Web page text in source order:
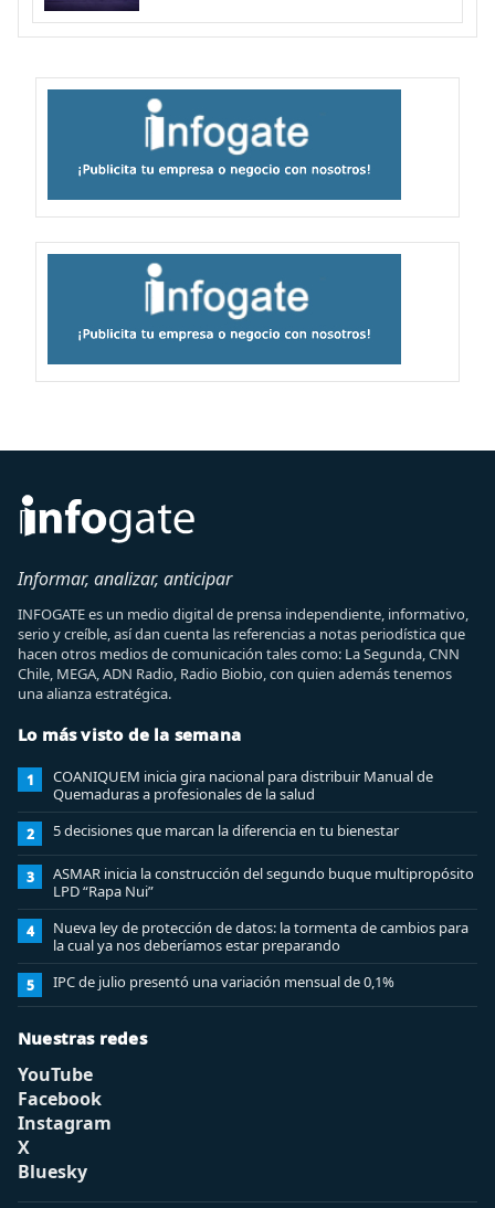
Informar, analizar, anticipar
INFOGATE es un medio digital de prensa independiente, informativo,
serio y creíble, así dan cuenta las referencias a notas periodística que
hacen otros medios de comunicación tales como: La Segunda, CNN
Chile, MEGA, ADN Radio, Radio Biobio, con quien además tenemos
una alianza estratégica.
Lo más visto de la semana
1
COANIQUEM inicia gira nacional para distribuir Manual de
Quemaduras a profesionales de la salud
2 5 decisiones que marcan la diferencia en tu bienestar
3
ASMAR inicia la construcción del segundo buque multipropósito
LPD “Rapa Nui”
4
Nueva ley de protección de datos: la tormenta de cambios para
la cual ya nos deberíamos estar preparando
5 IPC de julio presentó una variación mensual de 0,1%
Nuestras redes
YouTube
Facebook
Instagram
X
Bluesky